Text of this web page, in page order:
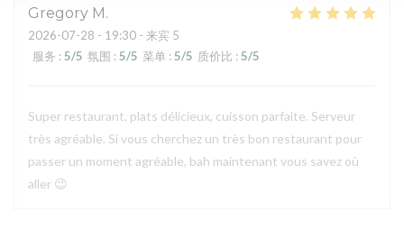
Gregory M
2026-07-28 - 19:30 - 来宾 5
服务 : 5/5 氛围 : 5/5 菜单 : 5/5 质价比 : 5/5
Super restaurant, plats délicieux, cuisson parfaite. Serveur
très agréable. Si vous cherchez un très bon restaurant pour
passer un moment agréable, bah maintenant vous savez où
aller 😉